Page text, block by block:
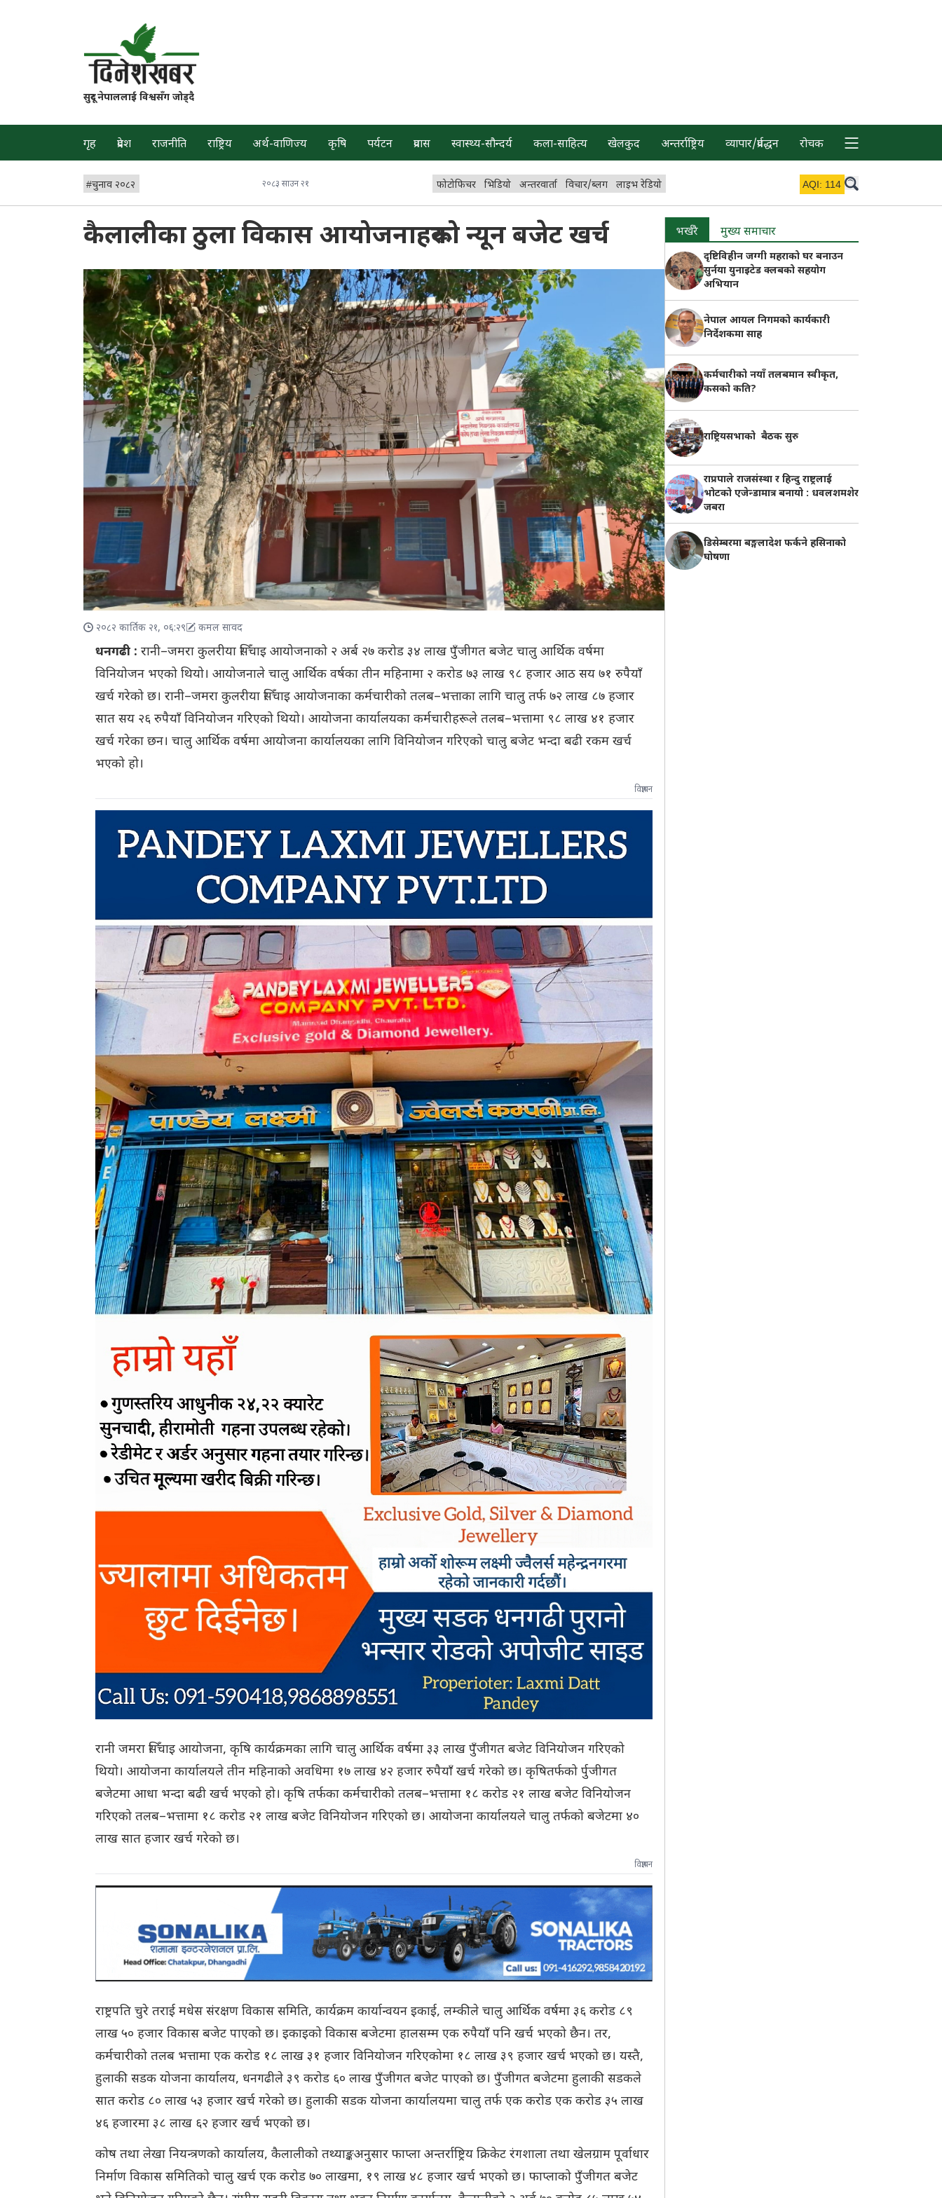
सुदूर नेपाललाई विश्वसँग जोड्दै
गृह प्रदेश राजनीति राष्ट्रिय अर्थ-वाणिज्य कृषि पर्यटन प्रवास स्वास्थ्य-सौन्दर्य कला-साहित्य खेलकुद अन्तर्राष्ट्रिय व्यापार/प्रर्वद्धन रोचक
#चुनाव २०८२ २०८३ साउन २१ फोटोफिचर भिडियो अन्तरवार्ता विचार/ब्लग लाइभ रेडियो AQI: 114
कैलालीका ठुला विकास आयोजनाहरूको न्यून बजेट खर्च
२०८२ कार्तिक २१, ०६:२९ कमल सावद
धनगढी : रानी–जमरा कुलरीया सिँचाइ आयोजनाको २ अर्ब २७ करोड ३४ लाख पुँजीगत बजेट चालु आर्थिक वर्षमा
विनियोजन भएको थियो। आयोजनाले चालु आर्थिक वर्षका तीन महिनामा २ करोड ७३ लाख ९८ हजार आठ सय ७१ रुपैयाँ
खर्च गरेको छ। रानी–जमरा कुलरीया सिँचाइ आयोजनाका कर्मचारीको तलब–भत्ताका लागि चालु तर्फ ७२ लाख ८७ हजार
सात सय २६ रुपैयाँ विनियोजन गरिएको थियो। आयोजना कार्यालयका कर्मचारीहरूले तलब–भत्तामा ९८ लाख ४१ हजार
खर्च गरेका छन। चालु आर्थिक वर्षमा आयोजना कार्यालयका लागि विनियोजन गरिएको चालु बजेट भन्दा बढी रकम खर्च
भएको हो।
विज्ञापन
रानी जमरा सिँचाइ आयोजना, कृषि कार्यक्रमका लागि चालु आर्थिक वर्षमा ३३ लाख पुँजीगत बजेट विनियोजन गरिएको
थियो। आयोजना कार्यालयले तीन महिनाको अवधिमा १७ लाख ४२ हजार रुपैयाँ खर्च गरेको छ। कृषितर्फको र्पुजीगत
बजेटमा आधा भन्दा बढी खर्च भएको हो। कृषि तर्फका कर्मचारीको तलब–भत्तामा १८ करोड २१ लाख बजेट विनियोजन
गरिएको तलब–भत्तामा १८ करोड २१ लाख बजेट विनियोजन गरिएको छ। आयोजना कार्यालयले चालु तर्फको बजेटमा ४०
लाख सात हजार खर्च गरेको छ।
विज्ञापन
राष्ट्रपति चुरे तराई मधेस संरक्षण विकास समिति, कार्यक्रम कार्यान्वयन इकाई, लम्कीले चालु आर्थिक वर्षमा ३६ करोड ८९
लाख ५० हजार विकास बजेट पाएको छ। इकाइको विकास बजेटमा हालसम्म एक रुपैयाँ पनि खर्च भएको छैन। तर,
कर्मचारीको तलब भत्तामा एक करोड १८ लाख ३१ हजार विनियोजन गरिएकोमा १८ लाख ३९ हजार खर्च भएको छ। यस्तै,
हुलाकी सडक योजना कार्यालय, धनगढीले ३९ करोड ६० लाख पुँजीगत बजेट पाएको छ। पुँजीगत बजेटमा हुलाकी सडकले
सात करोड ८० लाख ५३ हजार खर्च गरेको छ। हुलाकी सडक योजना कार्यालयमा चालु तर्फ एक करोड एक करोड ३५ लाख
४६ हजारमा ३८ लाख ६२ हजार खर्च भएको छ।
कोष तथा लेखा नियन्त्रणको कार्यालय, कैलालीको तथ्याङ्कअनुसार फाप्ला अन्तर्राष्ट्रिय क्रिकेट रंगशाला तथा खेलग्राम पूर्वाधार
निर्माण विकास समितिको चालु खर्च एक करोड ७० लाखमा, १९ लाख ४८ हजार खर्च भएको छ। फाप्लाको पुँजीगत बजेट
भर्खरै मुख्य समाचार
दृष्टिविहीन जग्गी महराको घर बनाउन
सुर्नया युनाइटेड क्लबको सहयोग
अभियान
नेपाल आयल निगमको कार्यकारी
निर्देशकमा साह
कर्मचारीको नयाँ तलबमान स्वीकृत,
कसको कति?
राष्ट्रियसभाको बैठक सुरु
राप्रपाले राजसंस्था र हिन्दु राष्ट्रलाई
भोटको एजेन्डामात्र बनायो : धवलशमशेर
जबरा
डिसेम्बरमा बङ्गलादेश फर्कने हसिनाको
घोषणा